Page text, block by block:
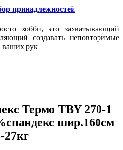
принадлежностей
хобби, это захватывающий
создавать неповторимые
ваших рук
Термо TBY 270-1
шир.160см
27кг